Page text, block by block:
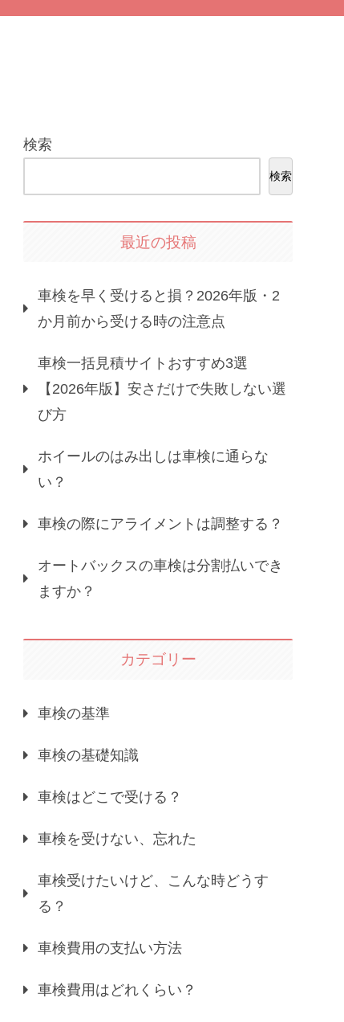
検索
検索
最近の投稿
車検を早く受けると損？2026年版・2
か月前から受ける時の注意点
車検一括見積サイトおすすめ3選
【2026年版】安さだけで失敗しない選
び方
ホイールのはみ出しは車検に通らな
い？
車検の際にアライメントは調整する？
オートバックスの車検は分割払いでき
ますか？
カテゴリー
車検の基準
車検の基礎知識
車検はどこで受ける？
車検を受けない、忘れた
車検受けたいけど、こんな時どうす
る？
車検費用の支払い方法
車検費用はどれくらい？